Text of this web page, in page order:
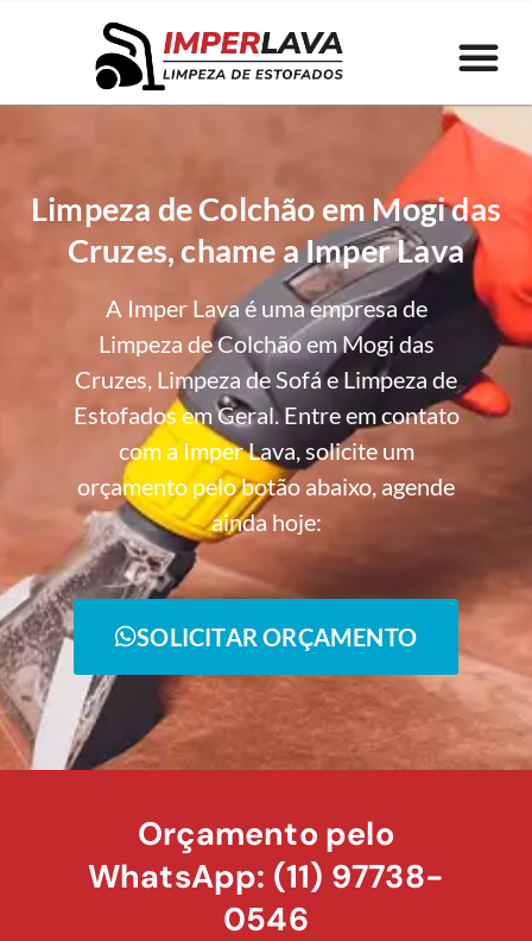
Limpeza de Colchão em Mogi das
Cruzes, chame a Imper Lava
A Imper Lava é uma empresa de
Limpeza de Colchão em Mogi das
Cruzes, Limpeza de Sofá e Limpeza de
Estofados em Geral. Entre em contato
com a Imper Lava, solicite um
orçamento pelo botão abaixo, agende
ainda hoje:
SOLICITAR ORÇAMENTO
Orçamento pelo
WhatsApp: (11) 97738-
0546